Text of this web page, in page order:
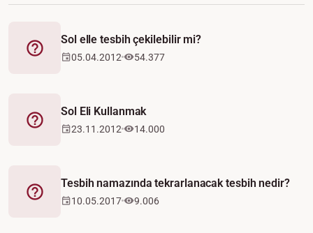
Fetva
Sol elle tesbih çekilebilir mi?
05.04.2012 54.377
Fetva
Sol Eli Kullanmak
23.11.2012 14.000
Fetva
Tesbih namazında tekrarlanacak tesbih nedir?
10.05.2017 9.006